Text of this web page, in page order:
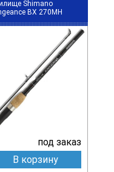
Shimano
BX 270MH
под заказ
В корзину